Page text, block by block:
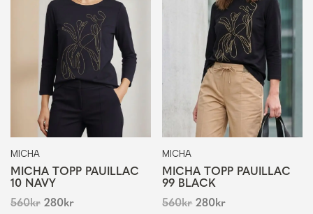
MICHA
MICHA TOPP PAUILLAC
10 NAVY
560kr 280kr
MICHA
MICHA TOPP PAUILLAC
99 BLACK
560kr 280kr